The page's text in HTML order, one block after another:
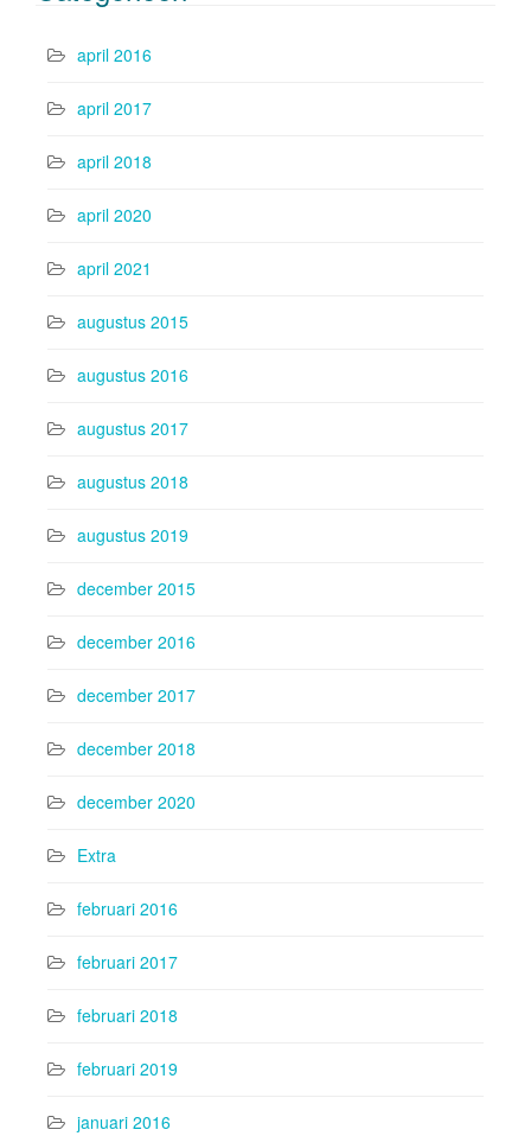
april 2016
april 2017
april 2018
april 2020
april 2021
augustus 2015
augustus 2016
augustus 2017
augustus 2018
augustus 2019
december 2015
december 2016
december 2017
december 2018
december 2020
Extra
februari 2016
februari 2017
februari 2018
februari 2019
januari 2016